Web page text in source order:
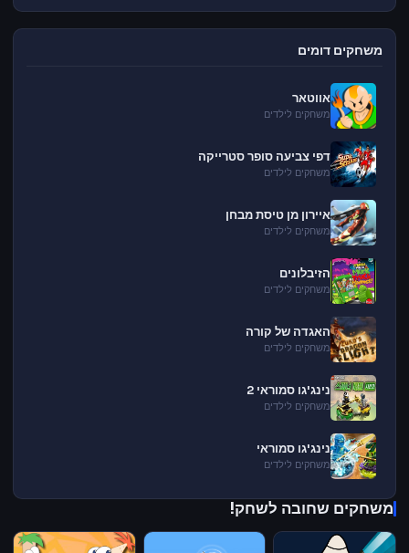
משחקים דומים
אווטאר
משחקים לילדים
דפי צביעה סופר סטרייקה
משחקים לילדים
איירון מן טיסת מבחן
משחקים לילדים
הזיבלונים
משחקים לילדים
האגדה של קורה
משחקים לילדים
נינג'גו סמוראי 2
משחקים לילדים
נינג'גו סמוראי
משחקים לילדים
משחקים שחובה לשחק!